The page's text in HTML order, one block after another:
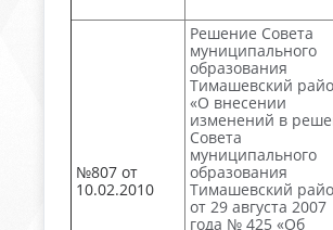
№807 от
10.02.2010
Решение Совета
муниципального
образования
Тимашевский
«О внесении
изменений в
Совета
муниципального
образования
Тимашевский
от 29 августа 2007
года № 425 «Об